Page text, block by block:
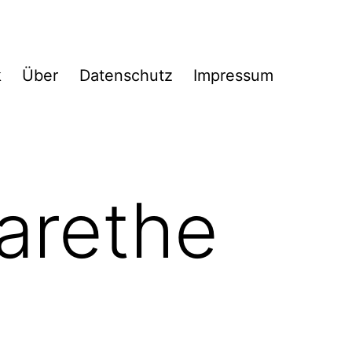
Über Datenschutz Impressum